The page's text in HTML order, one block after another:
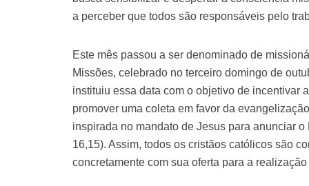
a perceber que todos são responsáveis pelo
Este mês passou a ser denominado de
Missões, celebrado no terceiro domingo de
instituiu essa data com o objetivo de incentivar
promover uma coleta em favor da
inspirada no mandato de Jesus para anunciar
16,15). Assim, todos os cristãos católicos são
concretamente com sua oferta para a